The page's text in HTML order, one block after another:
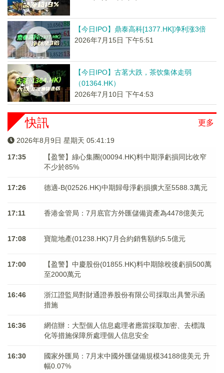
【今日IPO】鼎泰高科[1377.HK]净利涨3倍
2026年7月15日 下午5:51
【今日IPO】古茗大跌，茶饮集体走弱
（01364.HK）
2026年7月10日 下午4:53
更多
快訊
2026年8月9日 星期天 05:41:19
17:35
【盈警】綠心集團(00094.HK)料中期淨虧損同比收窄
不少於85%
17:26 德適-B(02526.HK)中期歸母淨虧損擴大至5588.3萬元
17:11 香港金管局：7月底官方外匯儲備資產為4478億美元
17:08 寶龍地產(01238.HK)7月合約銷售額約5.5億元
17:00
【盈警】中慶股份(01855.HK)料中期除稅後虧損500萬
至2000萬元
16:46
浙江證監局對財通證券股份有限公司採取出具警示函
措施
16:36
網信辦：大型個人信息處理者應當採取加密、去標識
化等措施保障所處理個人信息安全
16:30
國家外匯局：7月末中國外匯儲備規模34188億美元 升
幅0.07%